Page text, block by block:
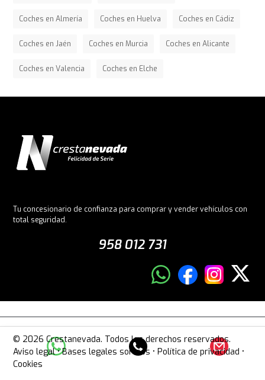
Coches en Almería Coches en Huelva Coches en Cádiz
Coches en Jaén Coches en Murcia Coches en Alicante
Coches en Valencia Coches en Elche
Tu concesionario de confianza para comprar y vender vehículos con
total seguridad.
958 012 731
© 2026 Crestanevada. Todos los derechos reservados.
Aviso legal•Bases legales sorteos •Política de privacidad •
Cookies